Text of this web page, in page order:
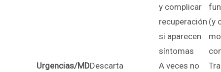
y complicar
recuperación
si aparecen
síntomas
(y
Urgencias/MDDescarta
A veces no